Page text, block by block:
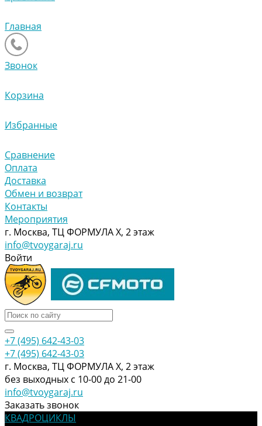
Главная
Звонок
Корзина
Избранные
Сравнение
Оплата
Доставка
Обмен и возврат
Контакты
Мероприятия
г. Москва, ТЦ ФОРМУЛА Х, 2 этаж
info@tvoygaraj.ru
Войти
+7 (495) 642-43-03
+7 (495) 642-43-03
г. Москва, ТЦ ФОРМУЛА Х, 2 этаж
без выходных с 10-00 до 21-00
info@tvoygaraj.ru
Заказать звонок
КВАДРОЦИКЛЫ